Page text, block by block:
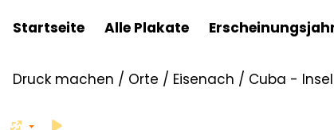
Startseite Alle Plakate
Druck machen / Orte / Eisenach / Cuba -